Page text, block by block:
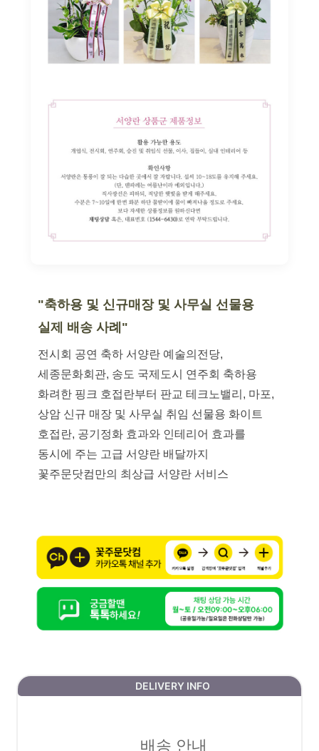
"축하용 및 신규매장 및 사무실 선물용
실제 배송 사례"
전시회 공연 축하 서양란 예술의전당,
세종문화회관, 송도 국제도시 연주회 축하용
화려한 핑크 호접란부터 판교 테크노밸리, 마포,
상암 신규 매장 및 사무실 취임 선물용 화이트
호접란, 공기정화 효과와 인테리어 효과를
동시에 주는 고급 서양란 배달까지
꽃주문닷컴만의 최상급 서양란 서비스
DELIVERY INFO
배송 안내